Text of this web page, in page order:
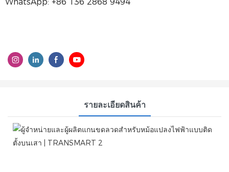
รายละเอียดสินค้า